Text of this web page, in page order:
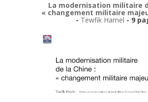
La modernisation militaire
« changement militaire
- Tewfik Hamel - 9